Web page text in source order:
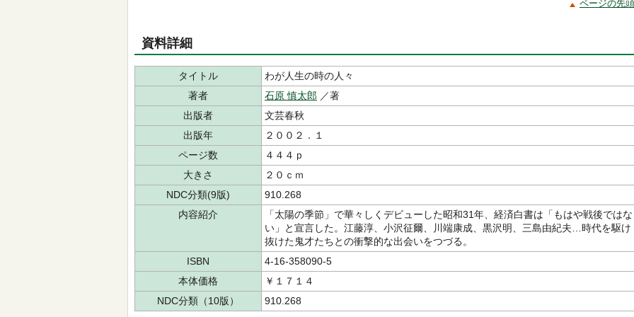
ページの先
資料詳細
タイトル
わが人生の時の人々
著者
石原 慎太郎 ／著
出版者
文芸春秋
出版年
２００２．１
ページ数
４４４ｐ
大きさ
２０ｃｍ
NDC分類(9版)
910.268
内容紹介
「太陽の季節」で華々しくデビューした昭和31年、経済白書は「もはや戦後ではな
い」と宣言した。江藤淳、小沢征爾、川端康成、黒沢明、三島由紀夫…時代を駆け
抜けた鬼才たちとの衝撃的な出会いをつづる。
ISBN
4-16-358090-5
本体価格
￥１７１４
NDC分類（10版）
910.268